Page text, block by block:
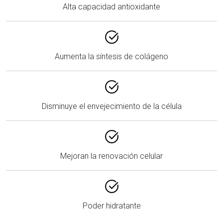
Alta capacidad antioxidante
Aumenta la síntesis de colágeno
Disminuye el envejecimiento de la célula
Mejoran la renovación celular
Poder hidratante